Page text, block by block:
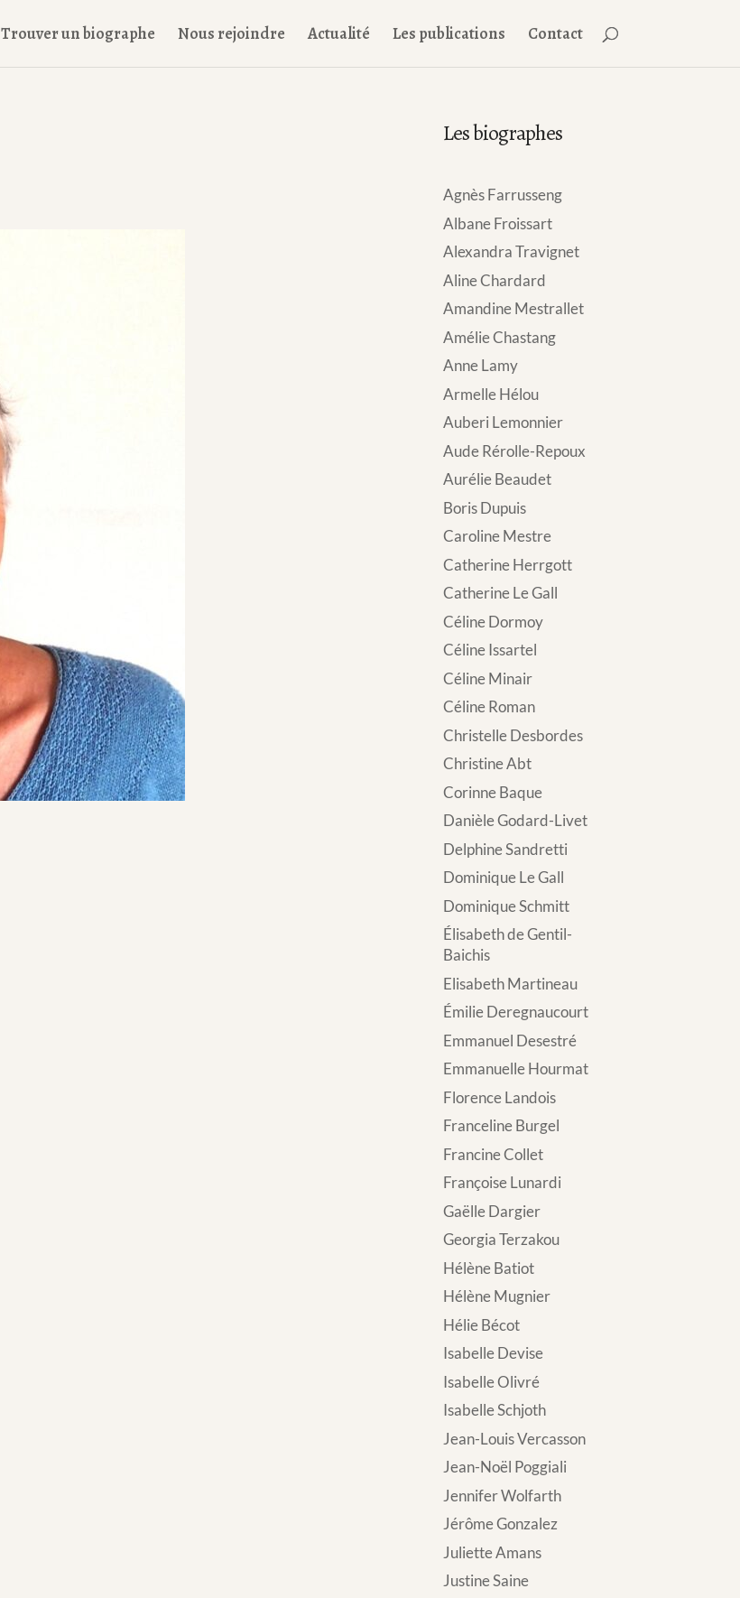
Trouver un biographe Nous rejoindre Actualité Les publications Contact
Les biographes
Agnès Farrusseng
Albane Froissart
Alexandra Travignet
Aline Chardard
Amandine Mestrallet
Amélie Chastang
Anne Lamy
Armelle Hélou
Auberi Lemonnier
Aude Rérolle-Repoux
Aurélie Beaudet
Boris Dupuis
Caroline Mestre
Catherine Herrgott
Catherine Le Gall
Céline Dormoy
Céline Issartel
Céline Minair
Céline Roman
Christelle Desbordes
Christine Abt
Corinne Baque
Danièle Godard-Livet
Delphine Sandretti
Dominique Le Gall
Dominique Schmitt
Élisabeth de Gentil-
Baichis
Elisabeth Martineau
Émilie Deregnaucourt
Emmanuel Desestré
Emmanuelle Hourmat
Florence Landois
Franceline Burgel
Francine Collet
Françoise Lunardi
Gaëlle Dargier
Georgia Terzakou
Hélène Batiot
Hélène Mugnier
Hélie Bécot
Isabelle Devise
Isabelle Olivré
Isabelle Schjoth
Jean-Louis Vercasson
Jean-Noël Poggiali
Jennifer Wolfarth
Jérôme Gonzalez
Juliette Amans
Justine Saine